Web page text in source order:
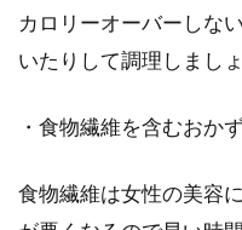
カロリーオーバーしな
いたりして調理しましょ
・食物繊維を含むおか
食物繊維は女性の美容